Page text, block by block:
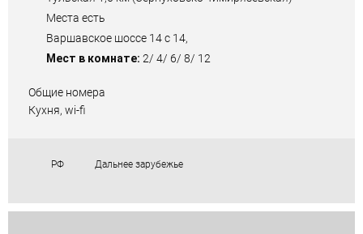
Места есть
Варшавское шоссе 14 с 14,
Мест в комнате: 2/ 4/ 6/ 8/ 12
Общие номера
Кухня, wi-fi
РФ Дальнее зарубежье